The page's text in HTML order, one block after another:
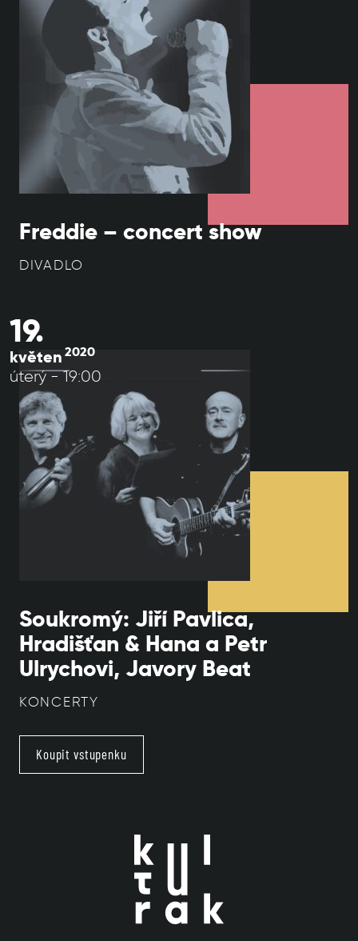
Freddie – concert show
DIVADLO
19.
květen2020
úterý - 19:00
Soukromý: Jiří Pavlica,
Hradišťan & Hana a Petr
Ulrychovi, Javory Beat
KONCERTY
Koupit vstupenku